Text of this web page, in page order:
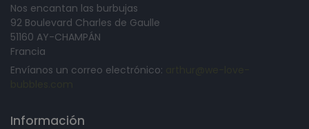
Nos encantan las burbujas
92 Boulevard Charles de Gaulle
51160 AY-CHAMPÁN
Francia
Envíanos un correo electrónico:
Información